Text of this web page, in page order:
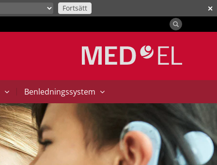
✕
Fortsätt
| Benledningssystem